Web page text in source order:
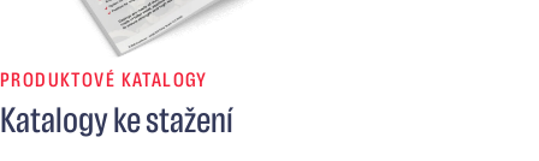
PRODUKTOVÉ KATALOGY
Katalogy ke stažení